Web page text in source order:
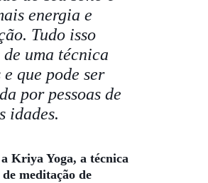
energia e
Tudo isso
uma técnica
e que pode ser
por pessoas de
idades.
Kriya Yoga, a técnica
meditação de